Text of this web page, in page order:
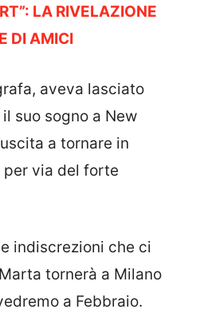
LA RIVELAZIONE
DI AMICI
aveva lasciato
suo sogno a New
a tornare in
via del forte
indiscrezioni che ci
tornerà a Milano
a Febbraio.